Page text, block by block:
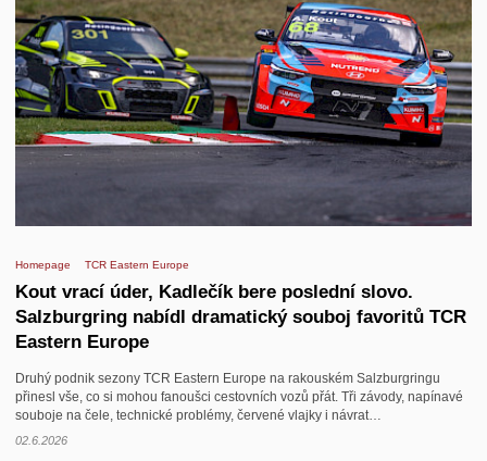
Homepage TCR Eastern Europe
Kout vrací úder, Kadlečík bere poslední slovo.
Salzburgring nabídl dramatický souboj favoritů TCR
Eastern Europe
Druhý podnik sezony TCR Eastern Europe na rakouském Salzburgringu
přinesl vše, co si mohou fanoušci cestovních vozů přát. Tři závody, napínavé
souboje na čele, technické problémy, červené vlajky i návrat…
02.6.2026